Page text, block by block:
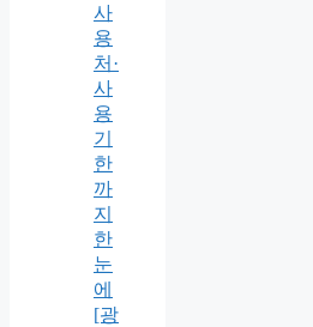
사
용
처·
사
용
기
한
까
지
한
눈
에
[광